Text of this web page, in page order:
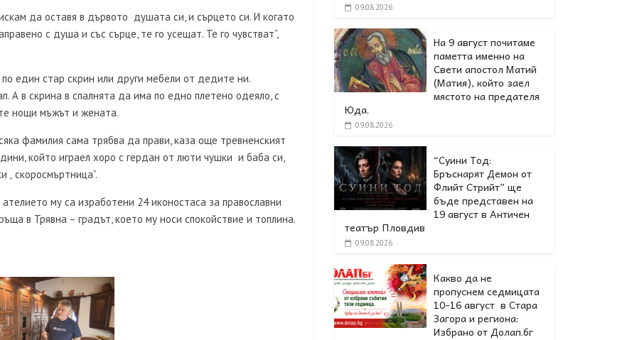
да оставя в дървото душата си, и сърцето си. И когато
с душа и със сърце, те го усещат. Те го чувстват”,
един стар скрин или други мебели от дедите ни.
А в скрина в спалнята да има по едно плетено одеяло, с
нощи мъжът и жената.
фамилия сама трябва да прави, каза още тревненският
който играел хоро с гердан от люти чушки и баба си,
„ скоросмъртница”.
му са изработени 24 иконостаса за православни
в Трявна – градът, което му носи спокойствие и топлина.
09.08.2026
На 9 август почитаме
паметта именно на
Свети апостол Матий
(Матия), който заел
мястото на предателя
Юда.
09.08.2026
“Суини Тод:
Бръснарят Демон от
Флийт Стрийт” ще
бъде представен на
19 август в Античен
театър Пловдив
09.08.2026
Какво да не
пропуснем седмицата
10-16 август в Стара
Загора и региона:
Избрано от Долап.бг